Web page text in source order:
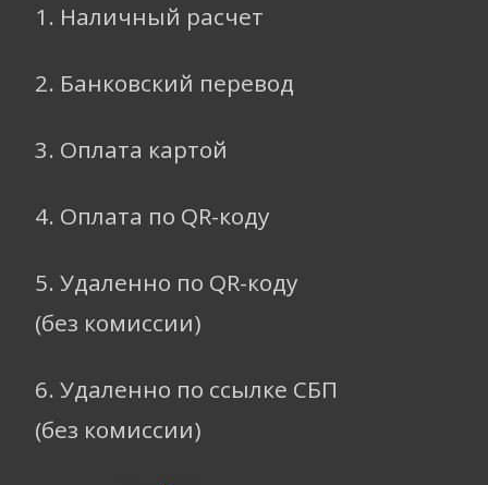
1. Наличный расчет
2. Банковский перевод
3. Оплата картой
4. Оплата по QR-коду
5. Удаленно по QR-коду
(без комиссии)
6. Удаленно по ссылке СБП
(без комиссии)